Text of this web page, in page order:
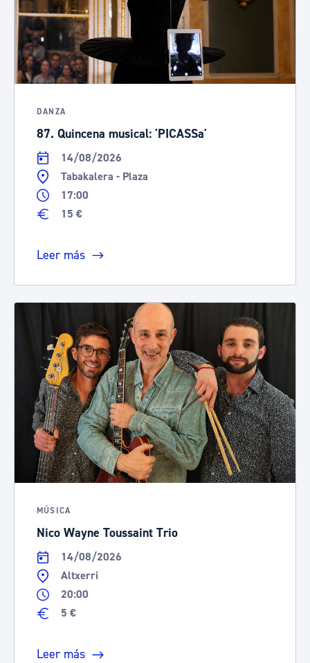
DANZA
87. Quincena musical: 'PICASSa'
14/08/2026
Tabakalera - Plaza
17:00
15 €
Leer más
MÚSICA
Nico Wayne Toussaint Trio
14/08/2026
Altxerri
20:00
5 €
Leer más